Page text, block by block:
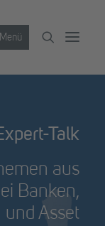
Talk
aus
Banken,
und Asset